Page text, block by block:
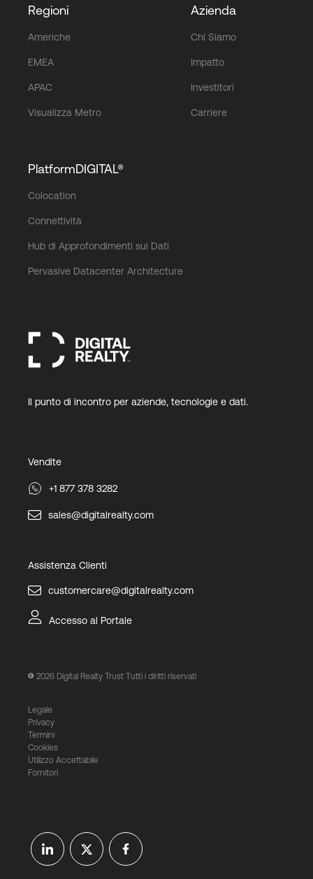
Regioni
Americhe
EMEA
APAC
Visualizza Metro
Azienda
Chi Siamo
Impatto
Investitori
Carriere
PlatformDIGITAL®
Colocation
Connettività
Hub di Approfondimenti sui Dati
Pervasive Datacenter Architecture
Il punto di incontro per aziende, tecnologie e dati.
Vendite
+1 877 378 3282
sales@digitalrealty.com
Assistenza Clienti
customercare@digitalrealty.com
Accesso al Portale
2026 Digital Realty Trust Tutti i diritti riservati
Legale
Privacy
Termini
Cookies
Utilizzo Accettabile
Fornitori